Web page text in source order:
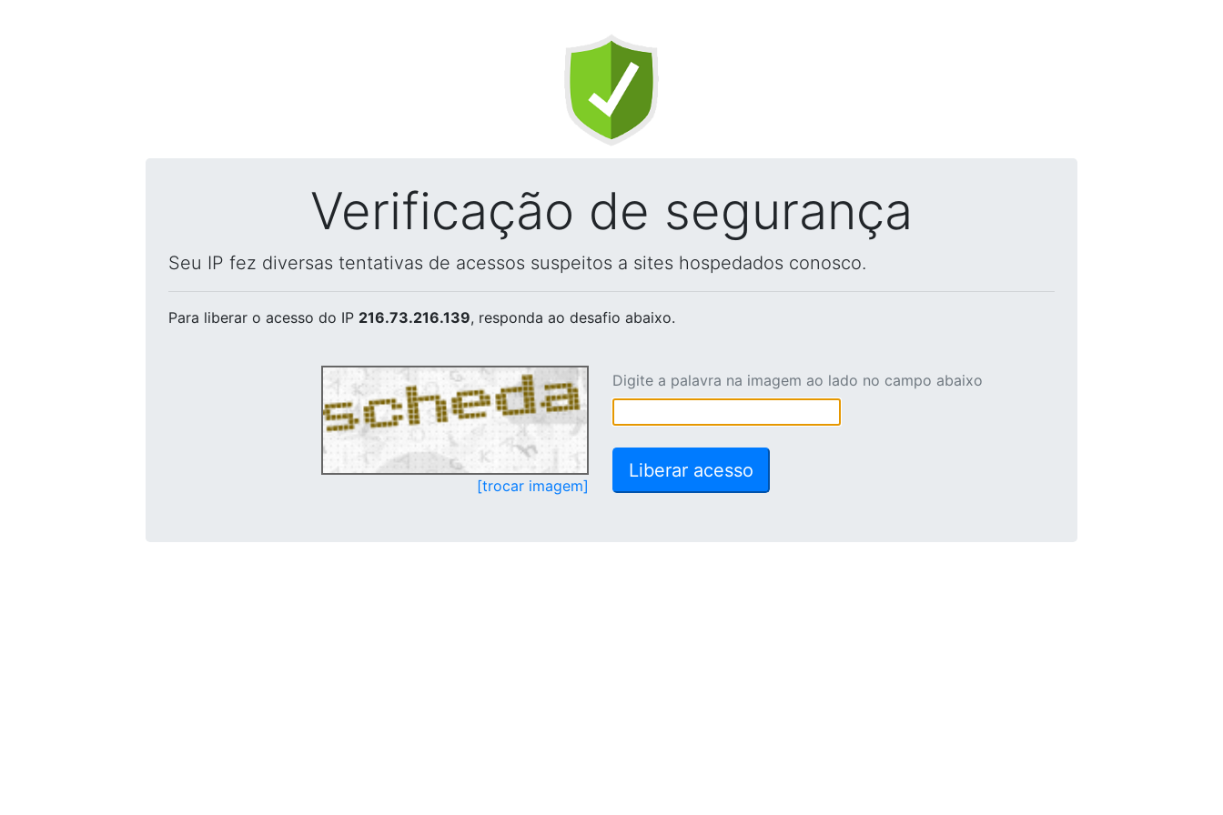
Verificação de segurança
Seu IP fez diversas tentativas de acessos suspeitos a sites hospedados conosco.
Para liberar o acesso do IP 216.73.216.139, responda ao desafio abaixo.
[trocar imagem]
Digite a palavra na imagem ao lado no campo abaixo